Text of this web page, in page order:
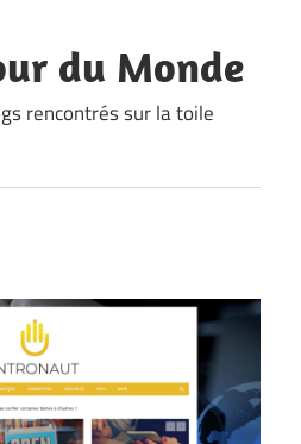
du Monde
rencontrés sur la toile